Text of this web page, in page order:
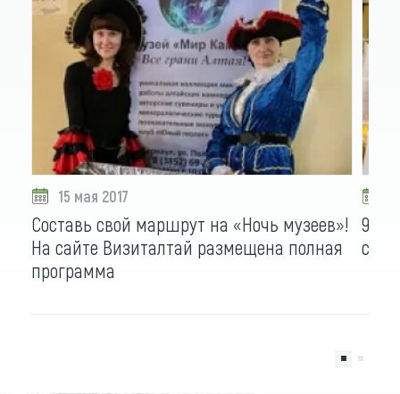
15 мая 2017
Составь свой маршрут на «Ночь музеев»!
На сайте Визиталтай размещена полная
программа
97